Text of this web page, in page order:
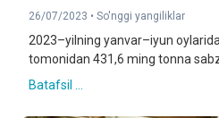
26/07/2023 • So'nggi yangiliklar
2023–yilning yanvar–iyun
tomonidan 431,6 ming tonna
Batafsil ...